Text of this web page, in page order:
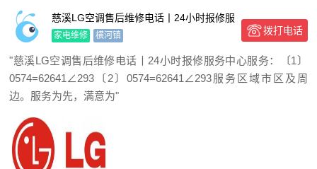
慈溪LG空调售后维修电话丨24小时报修服
务中心
家电维修 横河镇 拨打电话
"慈溪LG空调售后维修电话丨24小时报修服务中心服务：〔1〕
0574=62641∠293〔2〕0574=62641∠293服务区域市区及周
边。服务为先，满意为"